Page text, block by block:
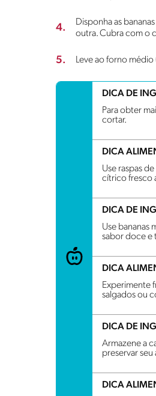
4.
Disponha as
outra. Cubra com o
5. Leve ao forno
DICA DE
Para obter
cortar.
DICA
Use raspas
cítrico fresco
DICA DE
Use bananas
sabor doce e
DICA
Experimente
salgados ou
DICA DE
Armazene a
preservar seu
DICA